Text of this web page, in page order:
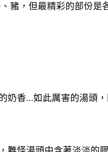
豬，但最精彩的部份
奶香...如此厲害的湯頭